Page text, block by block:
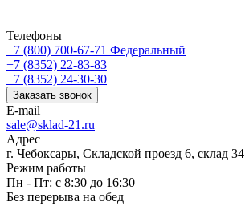
Телефоны
+7 (800) 700-67-71 Федеральный
+7 (8352) 22-83-83
+7 (8352) 24-30-30
Заказать звонок
E-mail
sale@sklad-21.ru
Адрес
г. Чебоксары, Складской проезд 6, склад 34
Режим работы
Пн - Пт: с 8:30 до 16:30
Без перерыва на обед